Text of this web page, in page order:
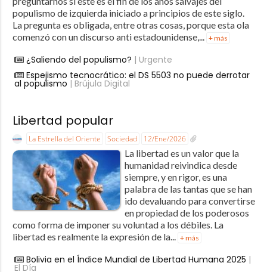
populismo de izquierda iniciado a principios de este siglo.
La pregunta es obligada, entre otras cosas, porque esta ola
comenzó con un discurso anti estadounidense,... + más
¿Saliendo del populismo? | Urgente
Espejismo tecnocrático: el DS 5503 no puede derrotar
al populismo | Brújula Digital
Libertad popular
La Estrella del Oriente Sociedad 12/Ene/2026
La libertad es un valor que la
humanidad reivindica desde
siempre, y en rigor, es una
palabra de las tantas que se han
ido devaluando para convertirse
en propiedad de los poderosos
como forma de imponer su voluntad a los débiles. La
libertad es realmente la expresión de la...
+ más
Bolivia en el Índice Mundial de Libertad Humana 2025 |
El Día